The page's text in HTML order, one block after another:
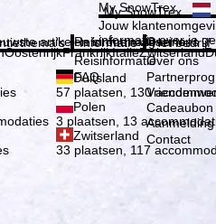
My SnowTrex
My SnowTrex
Jouw
informatie over je
OostenrijkFrankrijkItaliëZwitserland
Duitsland
57 plaatsen, 130
Polen
3 plaatsen, 13
Zwitserland
33 plaatsen, 117
artikelen in ons magazine
Informatie
Reisinformatie
Reisinformatie
FAQ
Het bedrijf
Over ons
Over ons
Cadeaubon
Contact